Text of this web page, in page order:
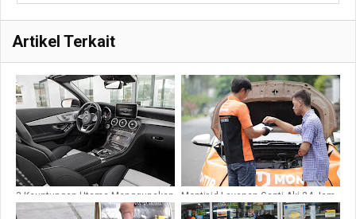
Artikel Terkait
3 Keuntungan Utama Menggunakan
Mobil Sport Mercedes Benz
Montir.id Layanan Ganti Aki 24 Jam
Mudah dan Cepat